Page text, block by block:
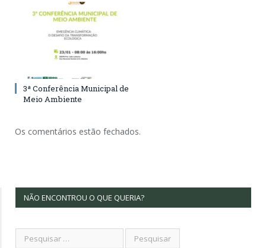
3ª Conferência Municipal de
Meio Ambiente
Os comentários estão fechados.
NÃO ENCONTROU O QUE QUERIA?